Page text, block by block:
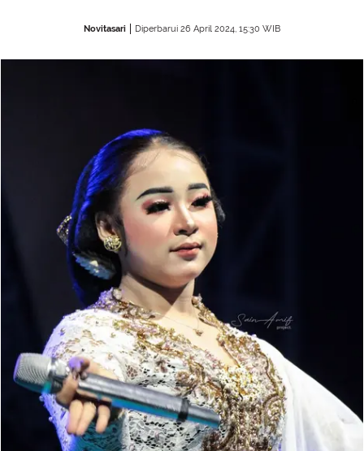
Novitasari Diperbarui 26 April 2024, 15:30 WIB